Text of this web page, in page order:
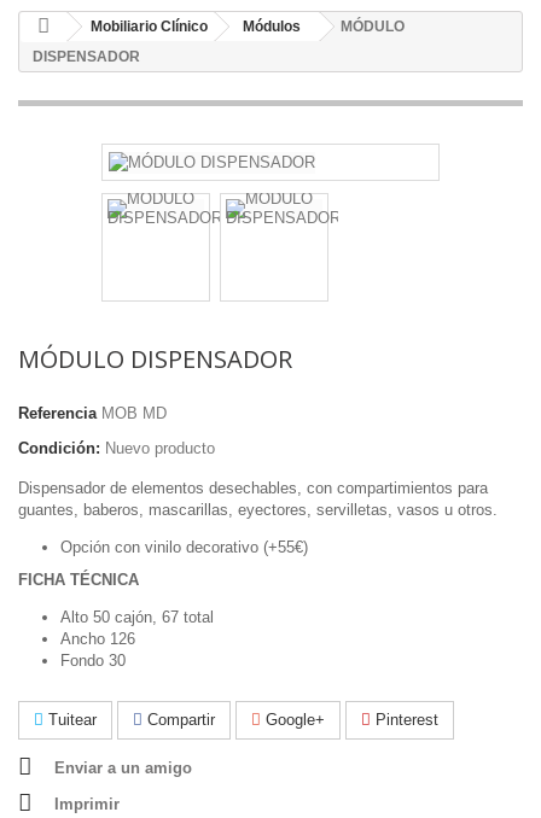
Mobiliario Clínico Módulos
MÓDULO
DISPENSADOR
MÓDULO DISPENSADOR
Referencia MOB MD
Condición: Nuevo producto
Dispensador de elementos desechables, con compartimientos para
guantes, baberos, mascarillas, eyectores, servilletas, vasos u otros.
Opción con vinilo decorativo (+55€)
FICHA TÉCNICA
Alto 50 cajón, 67 total
Ancho 126
Fondo 30
Tuitear Compartir Google+ Pinterest
Enviar a un amigo
Imprimir